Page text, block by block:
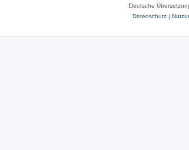
Deutsche
Datenschutz|